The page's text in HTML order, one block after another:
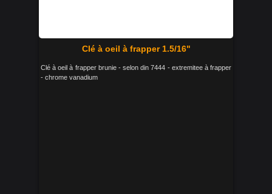
Clé à oeil à frapper 1.5/16"
Clé à oeil à frapper brunie - selon din 7444 - extremitee à frapper
- chrome vanadium